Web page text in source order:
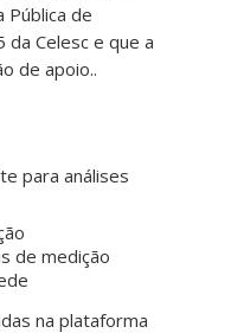
Pública de
Celesc e que a
de apoio..
para análises
de medição
na plataforma